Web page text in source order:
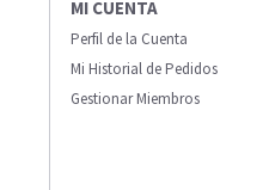
MI CUENTA
Perfil de la Cuenta
Mi Historial de Pedidos
Gestionar Miembros